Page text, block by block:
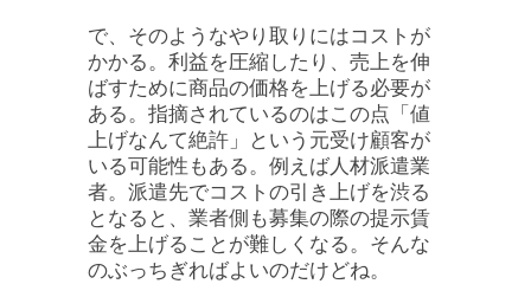
で、そのようなやり取りにはコストが
かかる。利益を圧縮したり、売上を伸
ばすために商品の価格を上げる必要が
ある。指摘されているのはこの点「値
上げなんて絶許」という元受け顧客が
いる可能性もある。例えば人材派遣業
者。派遣先でコストの引き上げを渋る
となると、業者側も募集の際の提示賃
金を上げることが難しくなる。そんな
のぶっちぎればよいのだけどね。